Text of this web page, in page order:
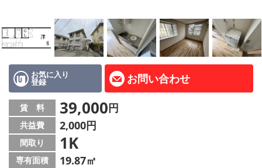
地域から探す
地図から探す
店舗情報·アクセス
会社概要
メールでお問い合わせ
お気に入り
登録 お問い合わせ
賃 料 39,000円
共益費 2,000円
間取り 1K
専有面積 19.87㎡